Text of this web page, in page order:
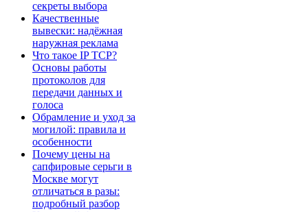
секреты выбора
Качественные
вывески: надёжная
наружная реклама
Что такое IP TCP?
Основы работы
протоколов для
передачи данных и
голоса
Обрамление и уход за
могилой: правила и
особенности
Почему цены на
сапфировые серьги в
Москве могут
отличаться в разы:
подробный разбор